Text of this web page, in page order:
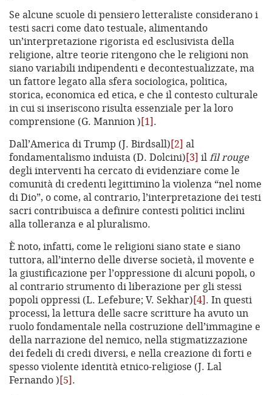
Se alcune scuole di pensiero letteraliste considerano i
testi sacri come dato testuale, alimentando
un’interpretazione rigorista ed esclusivista della
religione, altre teorie ritengono che le religioni non
siano variabili indipendenti e decontestualizzate, ma
un fattore legato alla sfera sociologica, politica,
storica, economica ed etica, e che il contesto culturale
in cui si inseriscono risulta essenziale per la loro
comprensione (G. Mannion )[1].
Dall’America di Trump (J. Birdsall)[2] al
fondamentalismo induista (D. Dolcini)[3] ilfil rouge
degli interventi ha cercato di evidenziare come le
comunità di credenti legittimino la violenza “nel nome
di Dio”, o come, al contrario, l’interpretazione dei testi
sacri contribuisca a definire contesti politici inclini
alla tolleranza e al pluralismo.
È noto, infatti, come le religioni siano state e siano
tuttora, all’interno delle diverse società, il movente e
la giustificazione per l’oppressione di alcuni popoli, o
al contrario strumento di liberazione per gli stessi
popoli oppressi (L. Lefebure; V. Sekhar)[4]. In questi
processi, la lettura delle sacre scritture ha avuto un
ruolo fondamentale nella costruzione dell’immagine e
della narrazione del nemico, nella stigmatizzazione
dei fedeli di credi diversi, e nella creazione di forti e
spesso violente identità etnico-religiose (J. Lal
Fernando )[5].